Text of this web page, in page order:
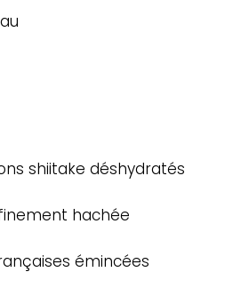
shiitake déshydratés
finement hachée
émincées